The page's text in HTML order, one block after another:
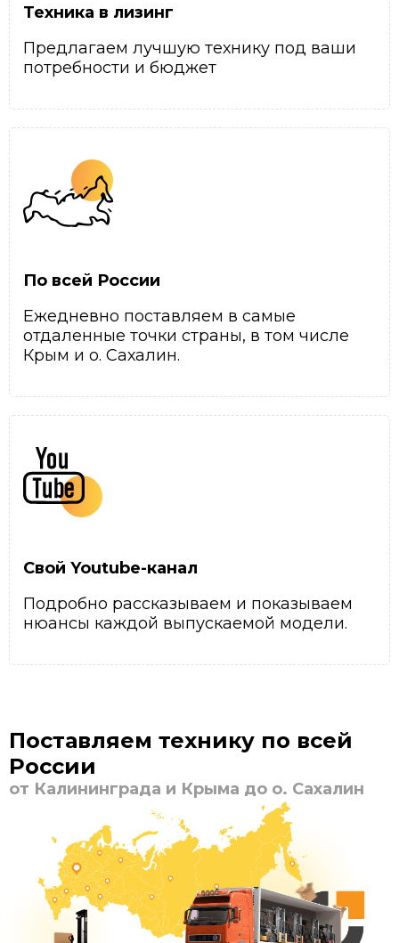
Техника в лизинг
Предлагаем лучшую технику под ваши
потребности и бюджет
По всей России
Ежедневно поставляем в самые
отдаленные точки страны, в том числе
Крым и о. Сахалин.
Свой Youtube-канал
Подробно рассказываем и показываем
нюансы каждой выпускаемой модели.
Поставляем технику по всей
России
от Калининграда и Крыма до о. Сахалин